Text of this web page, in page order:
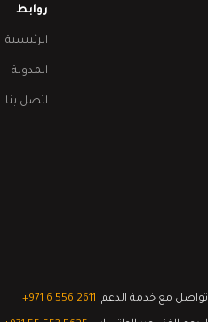
روابط
الرئيسية
المدونة
اتصل بنا
تواصل مع خدمة الدعم: ‎+971 6 556 2611